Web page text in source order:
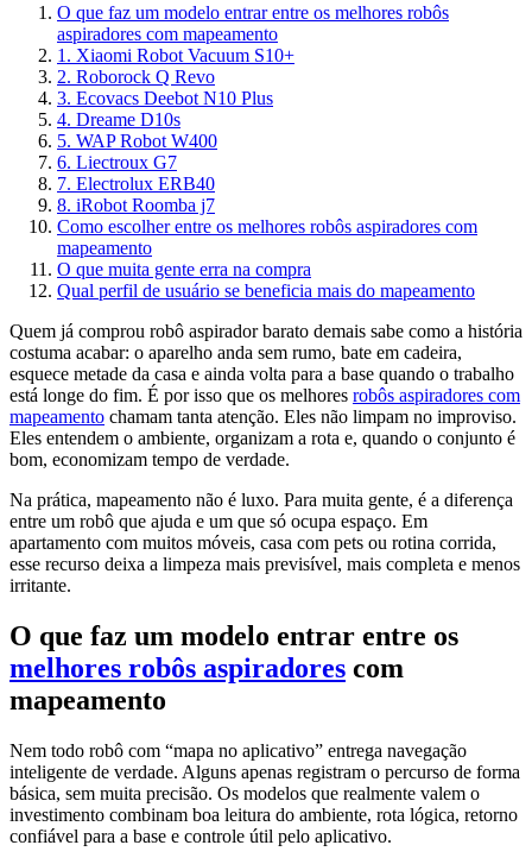
O que faz um modelo entrar entre os melhores robôs
aspiradores com mapeamento
1. Xiaomi Robot Vacuum S10+
2. Roborock Q Revo
3. Ecovacs Deebot N10 Plus
4. Dreame D10s
5. WAP Robot W400
6. Liectroux G7
7. Electrolux ERB40
8. iRobot Roomba j7
Como escolher entre os melhores robôs aspiradores com
mapeamento
O que muita gente erra na compra
Qual perfil de usuário se beneficia mais do mapeamento
Quem já comprou robô aspirador barato demais sabe como a história
costuma acabar: o aparelho anda sem rumo, bate em cadeira,
esquece metade da casa e ainda volta para a base quando o trabalho
está longe do fim. É por isso que os melhores robôs aspiradores com
mapeamento chamam tanta atenção. Eles não limpam no improviso.
Eles entendem o ambiente, organizam a rota e, quando o conjunto é
bom, economizam tempo de verdade.
Na prática, mapeamento não é luxo. Para muita gente, é a diferença
entre um robô que ajuda e um que só ocupa espaço. Em
apartamento com muitos móveis, casa com pets ou rotina corrida,
esse recurso deixa a limpeza mais previsível, mais completa e menos
irritante.
O que faz um modelo entrar entre os
melhores robôs aspiradores com
mapeamento
Nem todo robô com “mapa no aplicativo” entrega navegação
inteligente de verdade. Alguns apenas registram o percurso de forma
básica, sem muita precisão. Os modelos que realmente valem o
investimento combinam boa leitura do ambiente, rota lógica, retorno
confiável para a base e controle útil pelo aplicativo.